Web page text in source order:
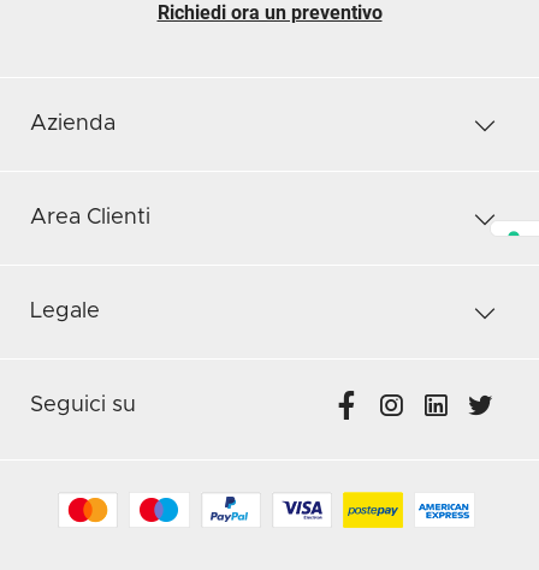
Richiedi ora un preventivo
Azienda
Area Clienti
Legale
Seguici su